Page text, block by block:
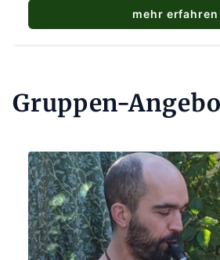
mehr erfahren
Gruppen-